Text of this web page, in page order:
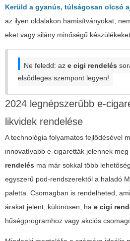
Kerüld a gyanús, túlságosan olcsó
az ilyen oldalakon hamisítványokat,
eket vagy silány minőségű
Ne feledd: az e cigi rendelés
elsődleges szempont legyen!
2024 legnépszerűbb e-
likvidek rendelése
A technológia folyamatos fejlődésével
innovatívabb e-cigaretták jelennek
rendelés ma már sokkal több
egyszerű pod-rendszerektől a haladó
paletta. Csomagban is rendelheted,
árakat jelent, különösen, ha e cigi
hűségprogramhoz vagy akciós